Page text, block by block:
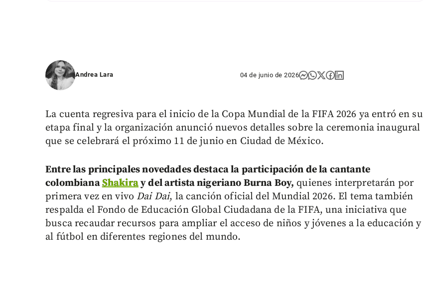
Andrea Lara 04 de junio de 2026
La cuenta regresiva para el inicio de la Copa Mundial de la FIFA 2026 ya entró en su
etapa final y la organización anunció nuevos detalles sobre la ceremonia inaugural
que se celebrará el próximo 11 de junio en Ciudad de México.
Entre las principales novedades destaca la participación de la cantante
colombianaShakiray del artista nigeriano Burna Boy, quienes interpretarán por
primera vez en vivo Dai Dai, la canción oficial del Mundial 2026. El tema también
respalda el Fondo de Educación Global Ciudadana de la FIFA, una iniciativa que
busca recaudar recursos para ampliar el acceso de niños y jóvenes a la educación y
al fútbol en diferentes regiones del mundo.